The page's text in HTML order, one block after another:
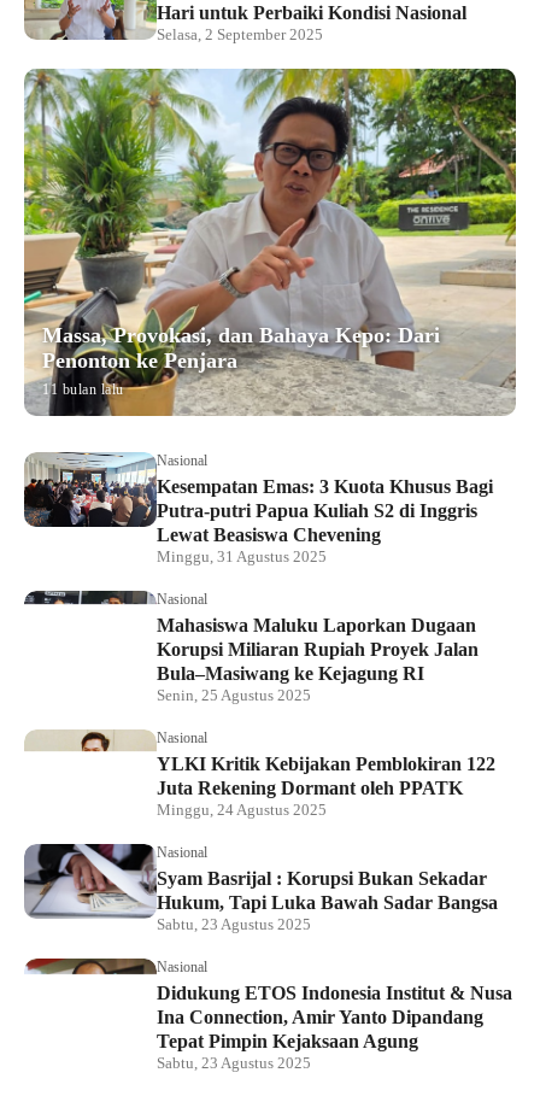
Hari untuk Perbaiki Kondisi Nasional
Selasa, 2 September 2025
Massa, Provokasi, dan Bahaya Kepo: Dari
Penonton ke Penjara
11 bulan lalu
Nasional
Kesempatan Emas: 3 Kuota Khusus Bagi
Putra-putri Papua Kuliah S2 di Inggris
Lewat Beasiswa Chevening
Minggu, 31 Agustus 2025
Nasional
Mahasiswa Maluku Laporkan Dugaan
Korupsi Miliaran Rupiah Proyek Jalan
Bula–Masiwang ke Kejagung RI
Senin, 25 Agustus 2025
Nasional
YLKI Kritik Kebijakan Pemblokiran 122
Juta Rekening Dormant oleh PPATK
Minggu, 24 Agustus 2025
Nasional
Syam Basrijal : Korupsi Bukan Sekadar
Hukum, Tapi Luka Bawah Sadar Bangsa
Sabtu, 23 Agustus 2025
Nasional
Didukung ETOS Indonesia Institut & Nusa
Ina Connection, Amir Yanto Dipandang
Tepat Pimpin Kejaksaan Agung
Sabtu, 23 Agustus 2025